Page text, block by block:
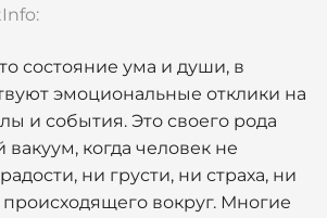
состояние ума и души, в
эмоциональные отклики на
и события. Это своего рода
когда человек не
ни грусти, ни страха, ни
вокруг. Многие